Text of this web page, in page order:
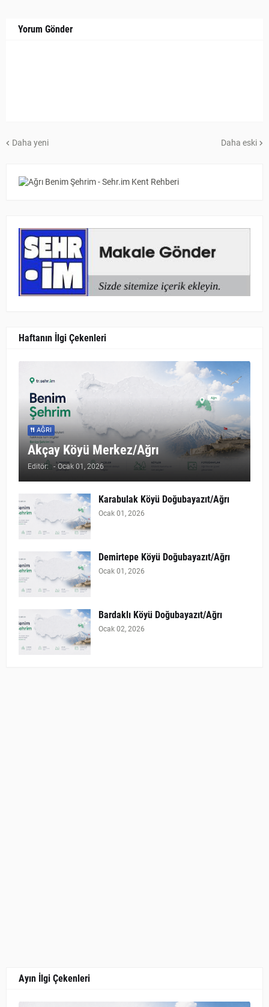
Yorum Gönder
Daha yeni Daha eski
Haftanın İlgi Çekenleri
AĞRI
Akçay Köyü Merkez/Ağrı
Editör: - Ocak 01, 2026
Karabulak Köyü Doğubayazıt/Ağrı
Ocak 01, 2026
Demirtepe Köyü Doğubayazıt/Ağrı
Ocak 01, 2026
Bardaklı Köyü Doğubayazıt/Ağrı
Ocak 02, 2026
Ayın İlgi Çekenleri